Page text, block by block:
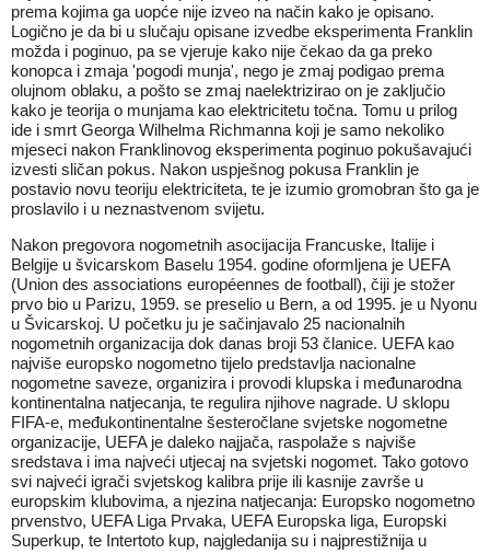
prema kojima ga uopće nije izveo na način kako je opisano.
Logično je da bi u slučaju opisane izvedbe eksperimenta Franklin
možda i poginuo, pa se vjeruje kako nije čekao da ga preko
konopca i zmaja 'pogodi munja', nego je zmaj podigao prema
olujnom oblaku, a pošto se zmaj naelektrizirao on je zaključio
kako je teorija o munjama kao elektricitetu točna. Tomu u prilog
ide i smrt Georga Wilhelma Richmanna koji je samo nekoliko
mjeseci nakon Franklinovog eksperimenta poginuo pokušavajući
izvesti sličan pokus. Nakon uspješnog pokusa Franklin je
postavio novu teoriju elektriciteta, te je izumio gromobran što ga je
proslavilo i u neznastvenom svijetu.
Nakon pregovora nogometnih asocijacija Francuske, Italije i
Belgije u švicarskom Baselu 1954. godine oformljena je UEFA
(Union des associations européennes de football), čiji je stožer
prvo bio u Parizu, 1959. se preselio u Bern, a od 1995. je u Nyonu
u Švicarskoj. U početku ju je sačinjavalo 25 nacionalnih
nogometnih organizacija dok danas broji 53 članice. UEFA kao
najviše europsko nogometno tijelo predstavlja nacionalne
nogometne saveze, organizira i provodi klupska i međunarodna
kontinentalna natjecanja, te regulira njihove nagrade. U sklopu
FIFA-e, međukontinentalne šesteročlane svjetske nogometne
organizacije, UEFA je daleko najjača, raspolaže s najviše
sredstava i ima najveći utjecaj na svjetski nogomet. Tako gotovo
svi najveći igrači svjetskog kalibra prije ili kasnije završe u
europskim klubovima, a njezina natjecanja: Europsko nogometno
prvenstvo, UEFA Liga Prvaka, UEFA Europska liga, Europski
Superkup, te Intertoto kup, najgledanija su i najprestižnija u